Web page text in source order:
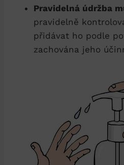
Pravidelná údržba
pravidelně
přidávat ho podle
zachována jeho